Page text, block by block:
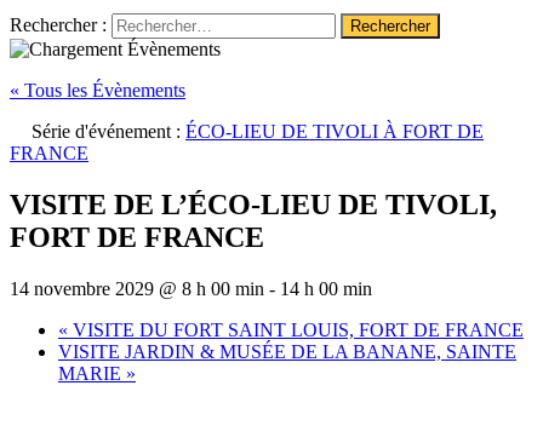
Rechercher :
« Tous les Évènements
Série d'événement : ÉCO-LIEU DE TIVOLI À FORT DE
FRANCE
VISITE DE L’ÉCO-LIEU DE TIVOLI,
FORT DE FRANCE
14 novembre 2029 @ 8 h 00 min - 14 h 00 min
« VISITE DU FORT SAINT LOUIS, FORT DE FRANCE
VISITE JARDIN & MUSÉE DE LA BANANE, SAINTE
MARIE »